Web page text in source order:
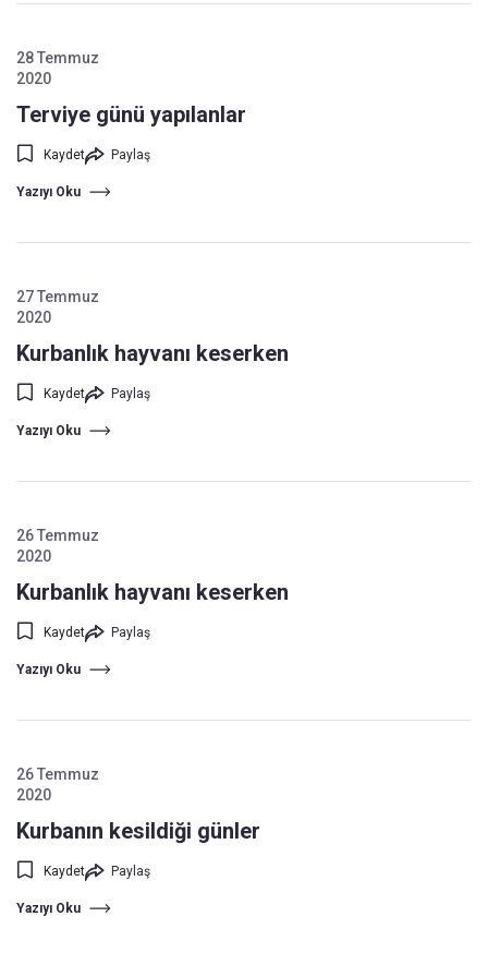
28 Temmuz
2020
Terviye günü yapılanlar
Kaydet Paylaş
Yazıyı Oku
27 Temmuz
2020
Kurbanlık hayvanı keserken
Kaydet Paylaş
Yazıyı Oku
26 Temmuz
2020
Kurbanlık hayvanı keserken
Kaydet Paylaş
Yazıyı Oku
26 Temmuz
2020
Kurbanın kesildiği günler
Kaydet Paylaş
Yazıyı Oku